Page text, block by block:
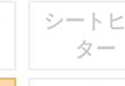
シート
ター